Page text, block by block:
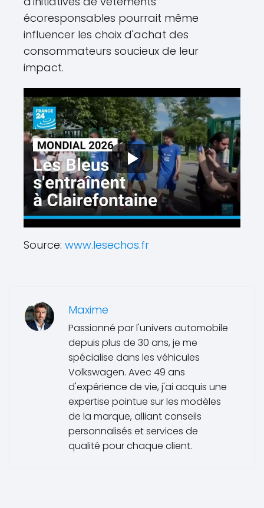
écoresponsables pourrait même
influencer les choix d'achat des
consommateurs soucieux de leur
impact.
Source: www.lesechos.fr
Maxime
Passionné par l'univers automobile
depuis plus de 30 ans, je me
spécialise dans les véhicules
Volkswagen. Avec 49 ans
d'expérience de vie, j'ai acquis une
expertise pointue sur les modèles
de la marque, alliant conseils
personnalisés et services de
qualité pour chaque client.